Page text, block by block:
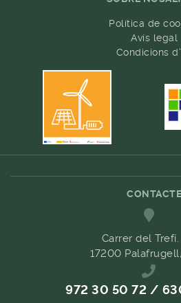
Política de
Avís legal
Condicions
CONTACTE
Carrer del Trefí.
17200
972 30 50 72 /